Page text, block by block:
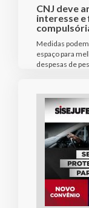
CNJ deve
interesse
Medidas
espaço para
despesas de